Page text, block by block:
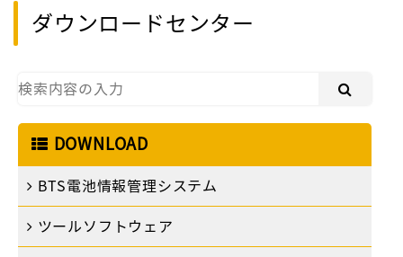
ダウンロードセンター
DOWNLOAD
BTS電池情報管理システム
ツールソフトウェア